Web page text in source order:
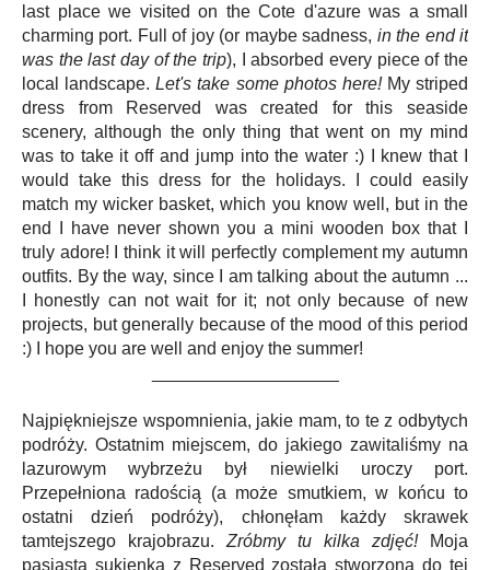
last place we visited on the Cote d'azure was a small
charming port. Full of joy (or maybe sadness, in the end it
was the last day of the trip), I absorbed every piece of the
local landscape.Let's take some photos here!My striped
dress from Reserved was created for this seaside
scenery, although the only thing that went on my mind
was to take it off and jump into the water :) I knew that I
would take this dress for the holidays. I could easily
match my wicker basket, which you know well, but in the
end I have never shown you a mini wooden box that I
truly adore! I think it will perfectly complement my autumn
outfits. By the way, since I am talking about the autumn ...
I honestly can not wait for it; not only because of new
projects, but generally because of the mood of this period
:) I hope you are well and enjoy the summer!
Najpiękniejsze wspomnienia, jakie mam, to te z odbytych
podróży. Ostatnim miejscem, do jakiego zawitaliśmy na
lazurowym wybrzeżu był niewielki uroczy port.
Przepełniona radością (a może smutkiem, w końcu to
ostatni dzień podróży), chłonęłam każdy skrawek
tamtejszego krajobrazu. Zróbmy tu kilka zdjęć!Moja
pasiasta sukienka z Reserved została stworzona do tej